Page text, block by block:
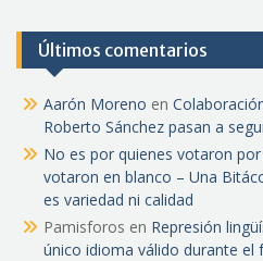
Últimos comentarios
Aarón Moreno en
Roberto Sánchez pasan a
No es por quienes votaron
votaron en blanco – Una
es variedad ni calidad
Pamisforos en Represión
único idioma válido durante el